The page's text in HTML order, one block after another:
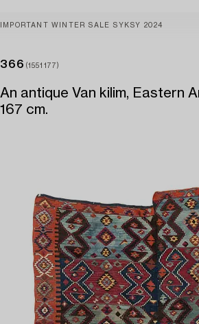
IMPORTANT WINTER SALE SYKSY 2024
366 (1551177)
An antique Van kilim, Eastern
167 cm.